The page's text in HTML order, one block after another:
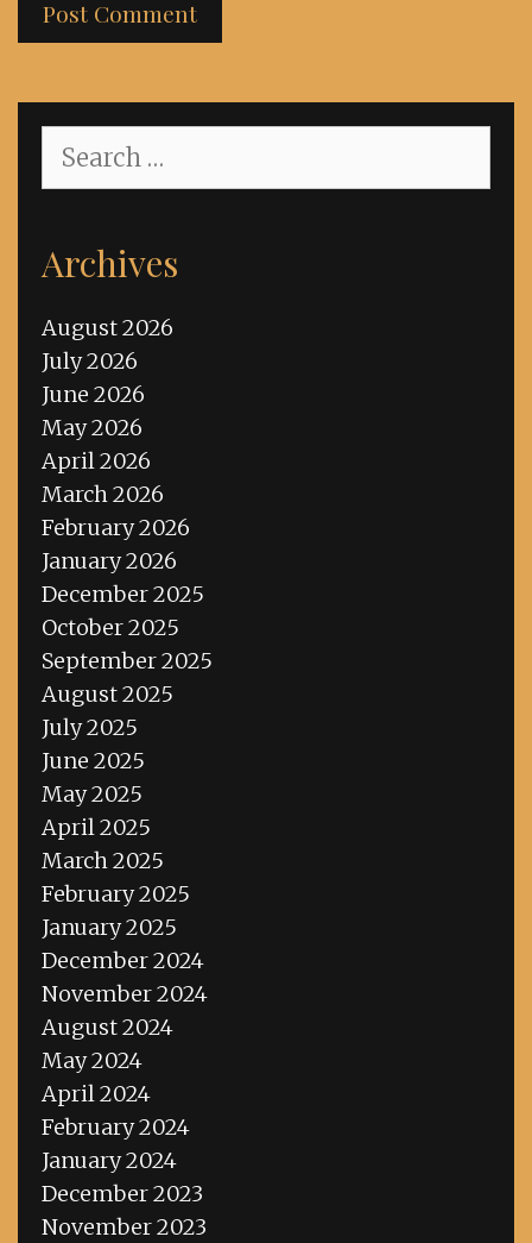
for:
Archives
August 2026
July 2026
June 2026
May 2026
April 2026
March 2026
February 2026
January 2026
December 2025
October 2025
September 2025
August 2025
July 2025
June 2025
May 2025
April 2025
March 2025
February 2025
January 2025
December 2024
November 2024
August 2024
May 2024
April 2024
February 2024
January 2024
December 2023
November 2023